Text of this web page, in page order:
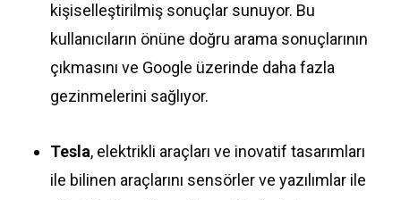
kişiselleştirilmiş sonuçlar sunuyor. Bu
kullanıcıların önüne doğru arama sonuçlarının
çıkmasını ve Google üzerinde daha fazla
gezinmelerini sağlıyor.
Tesla, elektrikli araçları ve inovatif tasarımları
ile bilinen araçlarını sensörler ve yazılımlar ile